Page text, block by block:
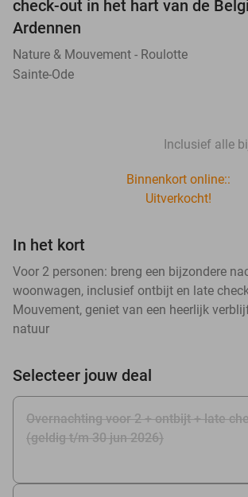
check-out in het hart van de
Ardennen
Nature & Mouvement - Roulotte
Sainte-Ode
Inclusief alle
Binnenkort online::
Uitverkocht!
In het kort
Voor 2 personen: breng een bijzondere
woonwagen, inclusief ontbijt en late
Mouvement, geniet van een heerlijk
natuur
Selecteer jouw deal
Overnachting voor 2 + ontbijt + late
(geldig t/m 30 jun 2026)